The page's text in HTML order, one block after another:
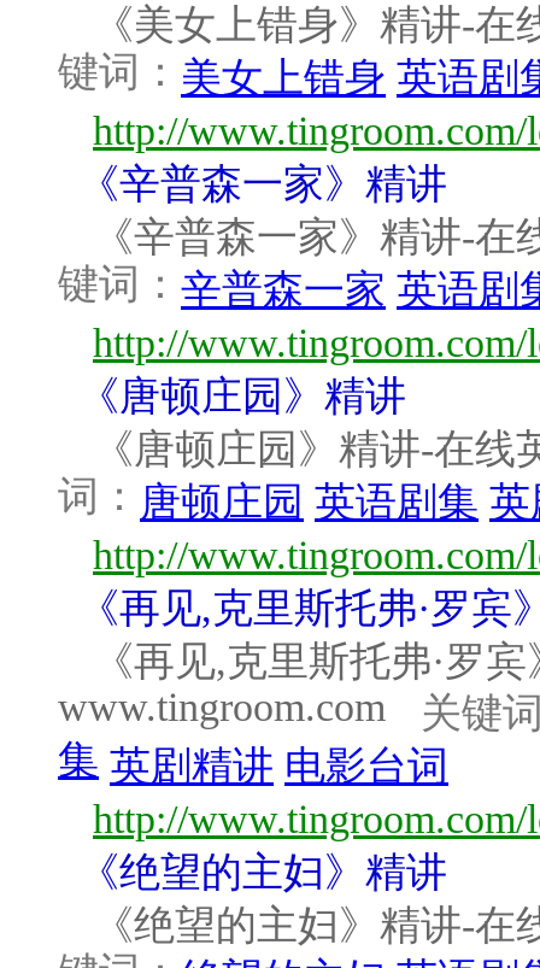
《美女上错身》精讲-在
键词： 美女上错身 英语剧
http://www.tingroom.com/
《辛普森一家》精讲
《辛普森一家》精讲-在
键词： 辛普森一家 英语剧
http://
《唐顿庄园》精讲
《唐顿庄园》精讲-在线
词： 唐顿庄园 英语剧集 英
http://
《再见,克里斯托弗·罗宾
《再见,克里斯托弗·罗
www.tingroom.com 关键
集 英剧精讲 电影台词
http://
《绝望的主妇》精讲
《绝望的主妇》精讲-在